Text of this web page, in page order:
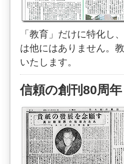
「教育」だけに特化し
は他にはありません。
いたします。
信頼の創刊80周年